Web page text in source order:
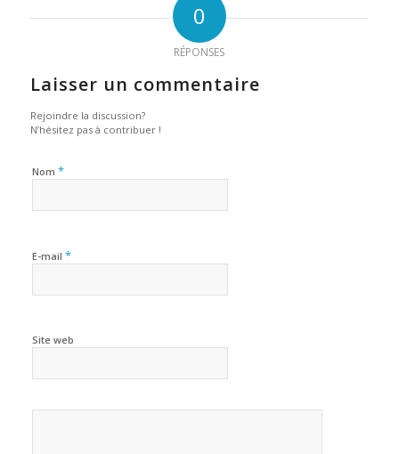
0
RÉPONSES
Laisser un commentaire
Rejoindre la discussion?
N’hésitez pas à contribuer !
Nom *
E-mail *
Site web